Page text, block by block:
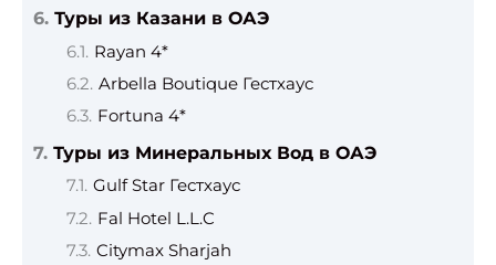
Туры из Казани в ОАЭ
Rayan 4*
Arbella Boutique Гестхаус
Fortuna 4*
Туры из Минеральных Вод в ОАЭ
Gulf Star Гестхаус
Fal Hotel L.L.C
Citymax Sharjah